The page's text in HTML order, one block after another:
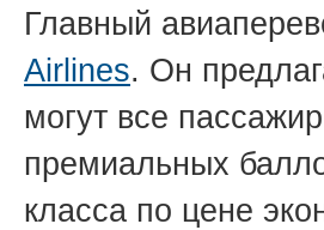
Главный
Airlines. Он
могут все
премиальных
класса по цене